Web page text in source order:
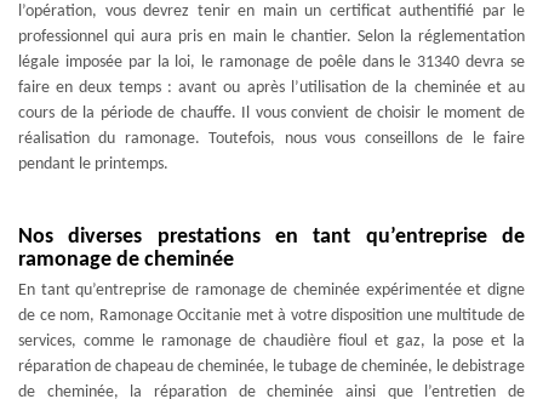
l’opération, vous devrez tenir en main un certificat authentifié par le
professionnel qui aura pris en main le chantier. Selon la réglementation
légale imposée par la loi, le ramonage de poêle dans le 31340 devra se
faire en deux temps : avant ou après l’utilisation de la cheminée et au
cours de la période de chauffe. Il vous convient de choisir le moment de
réalisation du ramonage. Toutefois, nous vous conseillons de le faire
pendant le printemps.
Nos diverses prestations en tant qu’entreprise de
ramonage de cheminée
En tant qu’entreprise de ramonage de cheminée expérimentée et digne
de ce nom, Ramonage Occitanie met à votre disposition une multitude de
services, comme le ramonage de chaudière fioul et gaz, la pose et la
réparation de chapeau de cheminée, le tubage de cheminée, le debistrage
de cheminée, la réparation de cheminée ainsi que l’entretien de